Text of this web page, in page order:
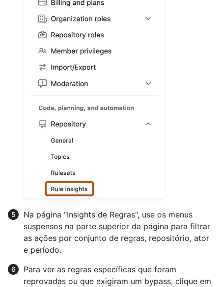
Na página "Insights de Regras", use os menus
suspensos na parte superior da página para filtrar
as ações por conjunto de regras, repositório, ator
e período.
Para ver as regras específicas que foram
reprovadas ou que exigiram um bypass, clique em